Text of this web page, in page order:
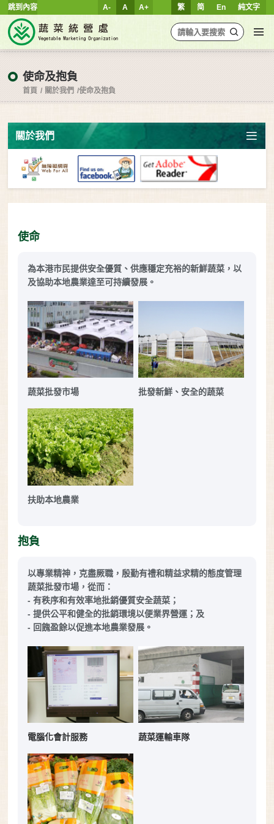
跳到內容 繁 简 En 純文字
A- A A+
使命及抱負
首頁 關於我們 使命及抱負
關於我們
使命
為本港市民提供安全優質、供應穩定充裕的新鮮蔬菜，以
及協助本地農業達至可持續發展。
蔬菜批發市場 批發新鮮、安全的蔬菜
扶助本地農業
抱負
以專業精神，克盡厥職，殷勤有禮和精益求精的態度管理
蔬菜批發市場，從而：
- 有秩序和有效率地批銷優質安全蔬菜；
- 提供公平和健全的批銷環境以便業界營運；及
- 回餽盈餘以促進本地農業發展。
電腦化會計服務 蔬菜運輸車隊